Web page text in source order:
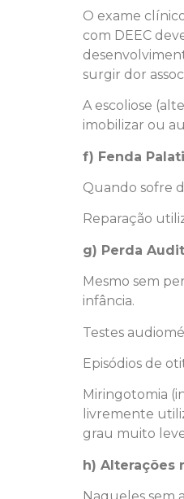
O exame
com DEEC
surgir dor
A escoliose
imobilizar ou
f) Fenda
Quando sofre
Reparação
g) Perda
Mesmo sem
infância.
Testes
Episódios de
Miringotomia
livremente
grau muito
h) Alterações